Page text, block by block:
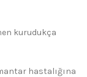
kurudukça
hastalığına